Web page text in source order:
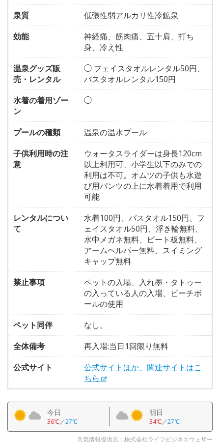
泉質
低張性弱アルカリ性冷鉱泉
効能
神経痛、筋肉痛、五十肩、打ち
身、冷え性
温泉グッズ販
売・レンタル
◯ フェイスタオルレンタル50円、
バスタオルレンタル150円
水着の着用ゾー
ン
◯
プールの種類
温泉の温水プール
子供利用時の注
意
ウォータスライダーは身長120cm
以上利用可、小学生以下のみでの
利用は不可。オムツの子供も水遊
び用パンツの上に水着着用で利用
可能
レンタルについ
て
水着100円、バスタオル150円、フ
ェイスタオル50円、浮き輪無料、
水中メガネ無料、ビート板無料、
アームヘルパー無料、スイミング
キャップ無料
禁止事項
ペットの入場、入れ墨・タトゥー
の入っている人の入場、ビーチボ
ールの使用
ペット同伴
なし。
全体備考
再入場:当日1回限り無料
公式サイト
公式サイトほか、関連サイトはこ
ちら
今日
36℃／27℃
明日
34℃／27℃
天気情報提供元：株式会社ライフビジネスウェザー